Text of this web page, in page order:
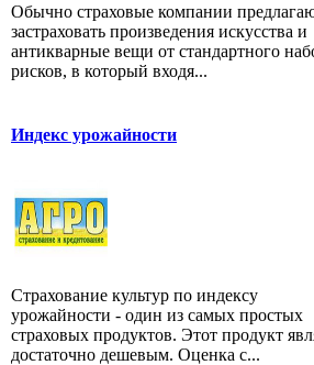
Обычно страховые компании
застраховать произведения искусства и
антикварные вещи от стандартного
рисков, в который входя...
Индекс урожайности
Страхование культур по индексу
урожайности - один из самых простых
страховых продуктов. Этот продукт
достаточно дешевым. Оценка с...